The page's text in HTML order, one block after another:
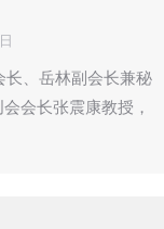
长、岳林副会长兼秘
会长张震康教授，